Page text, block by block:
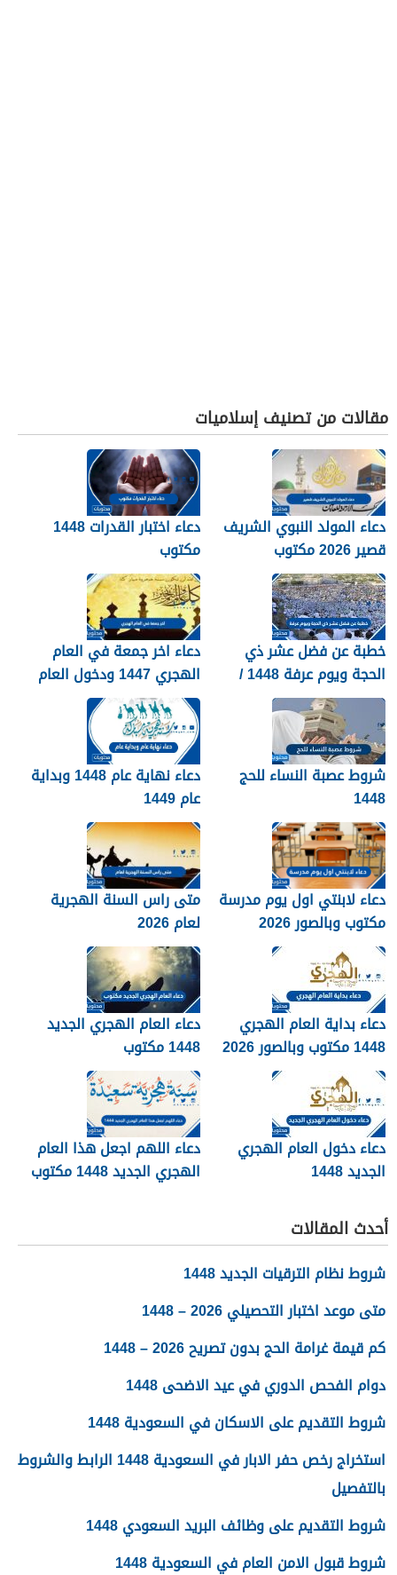
مقالات من تصنيف إسلاميات
دعاء المولد النبوي الشريف
قصير 2026 مكتوب
دعاء اختبار القدرات 1448
مكتوب
خطبة عن فضل عشر ذي
الحجة ويوم عرفة 1448 /
2026
دعاء اخر جمعة في العام
الهجري 1447 ودخول العام
الجديد 1448
شروط عصبة النساء للحج
1448
دعاء نهاية عام 1448 وبداية
عام 1449
دعاء لابنتي اول يوم مدرسة
مكتوب وبالصور 2026
متى راس السنة الهجرية
لعام 2026
دعاء بداية العام الهجري
1448 مكتوب وبالصور 2026
دعاء العام الهجري الجديد
1448 مكتوب
دعاء دخول العام الهجري
الجديد 1448
دعاء اللهم اجعل هذا العام
الهجري الجديد 1448 مكتوب
أحدث المقالات
شروط نظام الترقيات الجديد 1448
متى موعد اختبار التحصيلي 2026 – 1448
كم قيمة غرامة الحج بدون تصريح 2026 – 1448
دوام الفحص الدوري في عيد الاضحى 1448
شروط التقديم على الاسكان في السعودية 1448
استخراج رخص حفر الابار في السعودية 1448 الرابط والشروط
بالتفصيل
شروط التقديم على وظائف البريد السعودي 1448
شروط قبول الامن العام في السعودية 1448